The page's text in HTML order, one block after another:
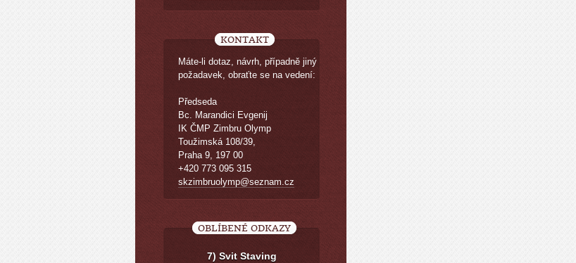
KONTAKT
Máte-li dotaz, návrh, případně jiný
požadavek, obraťte se na vedení:
Předseda
Bc. Marandici Evgenij
IK ČMP Zimbru Olymp
Toužimská 108/39,
Praha 9, 197 00
+420 773 095 315
skzimbruolymp@seznam.cz
OBLÍBENÉ ODKAZY
7) Svit Staving